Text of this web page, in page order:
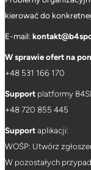
kierować do
E-mail:
W sprawie ofert na
+48 531 166 170
Support platformy
+48 720 855 445
Supportaplikacji:
WOŚP: Utwórz
W pozostałych